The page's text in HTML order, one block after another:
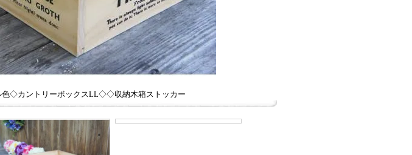
色◇カントリーボックスLL◇◇収納木箱ストッカー